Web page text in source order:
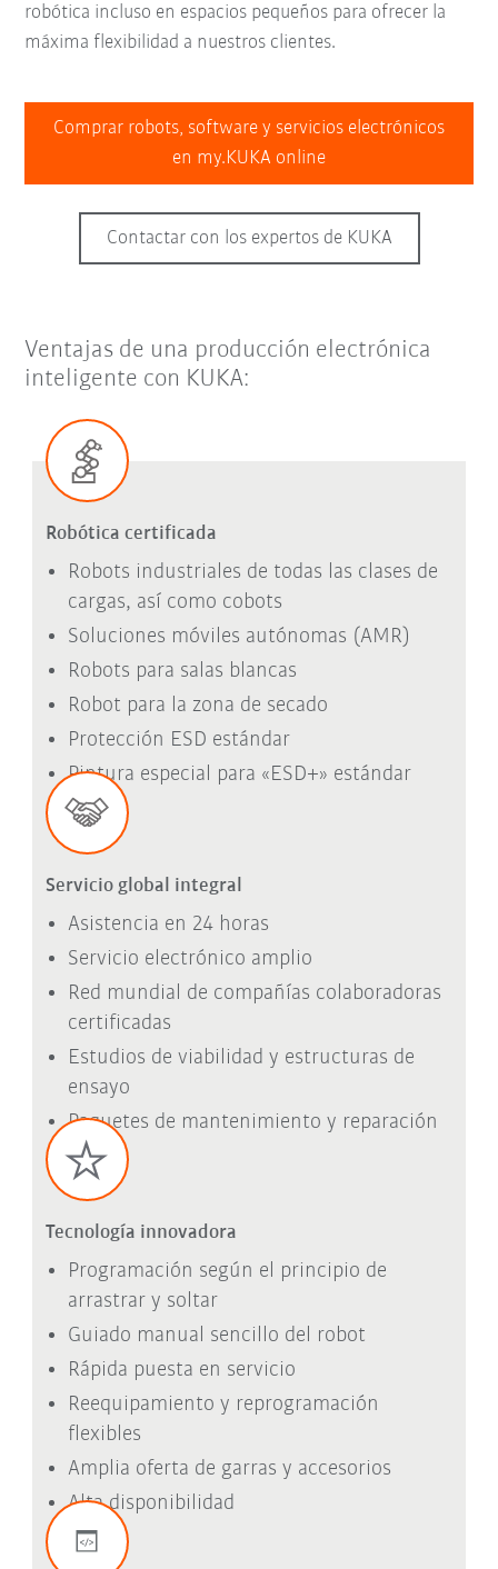
robótica incluso en espacios pequeños para ofrecer la
máxima flexibilidad a nuestros clientes.
Comprar robots, software y servicios electrónicos
en my.KUKA online
Contactar con los expertos de KUKA
Ventajas de una producción electrónica
inteligente con KUKA:
Robótica certificada
Robots industriales de todas las clases de
cargas, así como cobots
Soluciones móviles autónomas (AMR)
Robots para salas blancas
Robot para la zona de secado
Protección ESD estándar
Pintura especial para «ESD+» estándar
Servicio global integral
Asistencia en 24 horas
Servicio electrónico amplio
Red mundial de compañías colaboradoras
certificadas
Estudios de viabilidad y estructuras de
ensayo
Paquetes de mantenimiento y reparación
Tecnología innovadora
Programación según el principio de
arrastrar y soltar
Guiado manual sencillo del robot
Rápida puesta en servicio
Reequipamiento y reprogramación
flexibles
Amplia oferta de garras y accesorios
Alta disponibilidad